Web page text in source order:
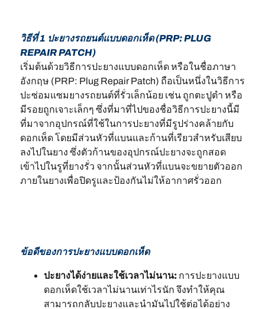
วิธีที่ 1 ปะยางรถยนต์แบบดอกเห็ด (PRP: PLUG
REPAIR PATCH)
เริ่มต้นด้วยวิธีการปะยางแบบดอกเห็ด หรือในชื่อภาษา
อังกฤษ (PRP: Plug Repair Patch) ถือเป็นหนึ่งในวิธีการ
ปะซ่อมแซมยางรถยนต์ที่รั่วเล็กน้อย เช่น ถูกตะปูตำ หรือ
มีรอยถูกเจาะเล็กๆ ซึ่งที่มาที่ไปของชื่อวิธีการปะยางนี้มี
ที่มาจากอุปกรณ์ที่ใช้ในการปะยางที่มีรูปร่างคล้ายกับ
ดอกเห็ด โดยมีส่วนหัวที่แบนและก้านที่เรียวสำหรับเสียบ
ลงไปในยาง ซึ่งตัวก้านของอุปกรณ์ปะยางจะถูกสอด
เข้าไปในรูที่ยางรั่ว จากนั้นส่วนหัวที่แบนจะขยายตัวออก
ภายในยางเพื่อปิดรูและป้องกันไม่ให้อากาศรั่วออก
ข้อดีของการปะยางแบบดอกเห็ด
ปะยางได้ง่ายและใช้เวลาไม่นาน: การปะยางแบบ
ดอกเห็ดใช้เวลาไม่นานเท่าไรนัก จึงทำให้คุณ
สามารถกลับปะยางและนำมันไปใช้ต่อได้อย่าง